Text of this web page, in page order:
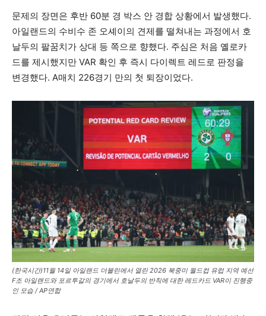
문제의 장면은 후반 60분 경 박스 안 경합 상황에서 발생했다.
아일랜드의 수비수 존 오셰이의 견제를 떨쳐내는 과정에서 호
날두의 팔꿈치가 상대 등 쪽으로 향했다. 주심은 처음 옐로카
드를 제시했지만 VAR 확인 후 즉시 다이렉트 레드로 판정을
변경했다. A매치 226경기 만의 첫 퇴장이었다.
(한국시간)11월 14일 아일랜드 더블린에서 열린 2026 북중미 월드컵 유럽 지역 예선
F조 아일랜드와 포르투갈의 경기에서 호날두의 반칙에 대한 레드카드 VAR이 진행중
인 모습 / AP연합